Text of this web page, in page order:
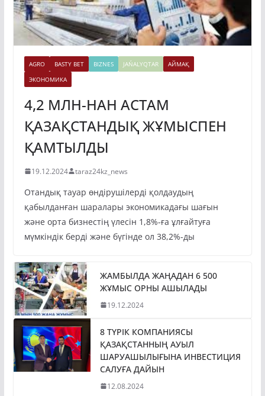
AGRO BASTY BET BIZNES JAŃALYQTAR
АЙМАҚ
ЭКОНОМИКА
4,2 МЛН-НАН АСТАМ
ҚАЗАҚСТАНДЫҚ ЖҰМЫСПЕН
ҚАМТЫЛДЫ
19.12.2024 taraz24kz_news
Отандық тауар өндірушілерді қолдаудың
қабылданған шаралары экономикадағы шағын
және орта бизнестің үлесін 1,8%-ға ұлғайтуға
мүмкіндік берді және бүгінде ол 38,2%-ды
ЖАМБЫЛДА ЖАҢАДАН 6 500
ЖҰМЫС ОРНЫ АШЫЛАДЫ
19.12.2024
8 ТҮРІК КОМПАНИЯСЫ
ҚАЗАҚСТАННЫҢ АУЫЛ
ШАРУАШЫЛЫҒЫНА ИНВЕСТИЦИЯ
САЛУҒА ДАЙЫН
12.08.2024